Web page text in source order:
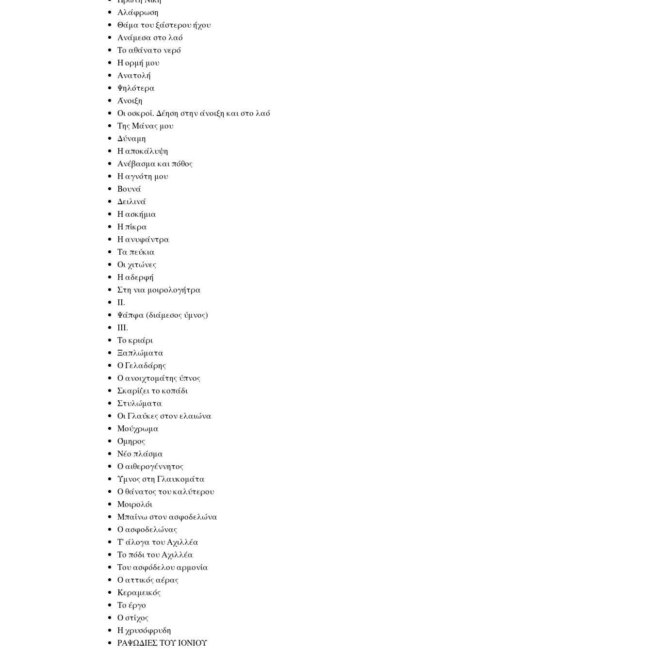
Αλάφρωση
Θάμα του ξάστερου ήχου
Ανάμεσα στο λαό
Το αθάνατο νερό
Η ορμή μου
Ανατολή
Ψηλότερα
Άνοιξη
Οι οσκροί. Δέηση στην άνοιξη και στο λαό
Της Μάνας μου
Δύναμη
Η αποκάλυψη
Ανέβασμα και πόθος
Η αγνότη μου
Βουνά
Δειλινά
Η ασκήμια
Η πίκρα
Η ανυφάντρα
Τα πεύκια
Οι χιτώνες
Η αδερφή
Στη νια μοιρολογήτρα
II.
Ψάπφα (διάμεσος ύμνος)
III.
Το κριάρι
Ξαπλώματα
Ο Γελαδάρης
Ο ανοιχτομάτης ύπνος
Σκαρίζει το κοπάδι
Στυλώματα
Οι Γλαύκες στον ελαιώνα
Μούχρωμα
Όμηρος
Νέο πλάσμα
Ο αιθερογέννητος
Ύμνος στη Γλαυκομάτα
Ο θάνατος του καλύτερου
Μοιρολόι
Μπαίνω στον ασφοδελώνα
Ο ασφοδελώνας
Τ' άλογα του Αχιλλέα
Το πόδι του Αχιλλέα
Του ασφόδελου αρμονία
Ο αττικός αέρας
Κεραμεικός
Το έργο
Ο στίχος
Η χρυσόφρυδη
ΡΑΨΩΔΙΕΣ ΤΟΥ ΙΟΝΙΟΥ